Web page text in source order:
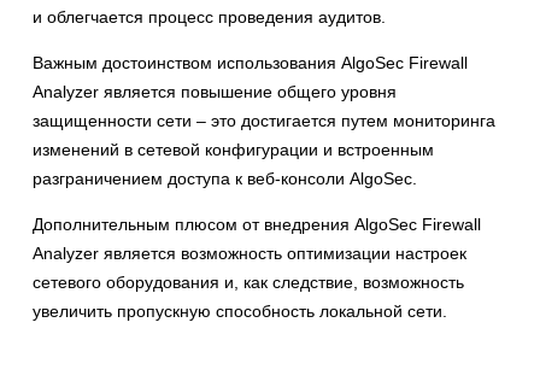
и облегчается процесс проведения аудитов.
Важным достоинством использования AlgoSec Firewall
Analyzer является повышение общего уровня
защищенности сети – это достигается путем мониторинга
изменений в сетевой конфигурации и встроенным
разграничением доступа к веб-консоли AlgoSec.
Дополнительным плюсом от внедрения AlgoSec Firewall
Analyzer является возможность оптимизации настроек
сетевого оборудования и, как следствие, возможность
увеличить пропускную способность локальной сети.